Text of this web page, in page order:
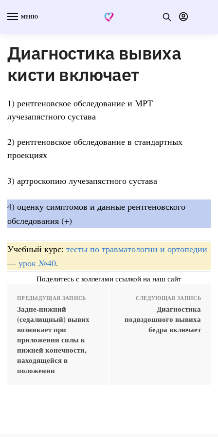
МЕНЮ
Диагностика вывиха
кисти включает
1) рентгеновское обследование и МРТ
лучезапястного сустава
2) рентгеновское обследование в стандартных
проекциях
3) артроскопию лучезапястного сустава
4) оценку симптомов и данные рентгеновского
обследования (+)
Учебный курс: тесты по травматологии и ортопедии
— урок №40.
Поделитесь с коллегами ссылкой на наш сайт
ПРЕДЫДУЩАЯ ЗАПИСЬ
Задне-нижний
(седалищный) вывих
возникает при
приложении силы к
нижней конечности,
находящейся в
положении
СЛЕДУЮЩАЯ ЗАПИСЬ
Диагностика
подвздошного вывиха
бедра включает